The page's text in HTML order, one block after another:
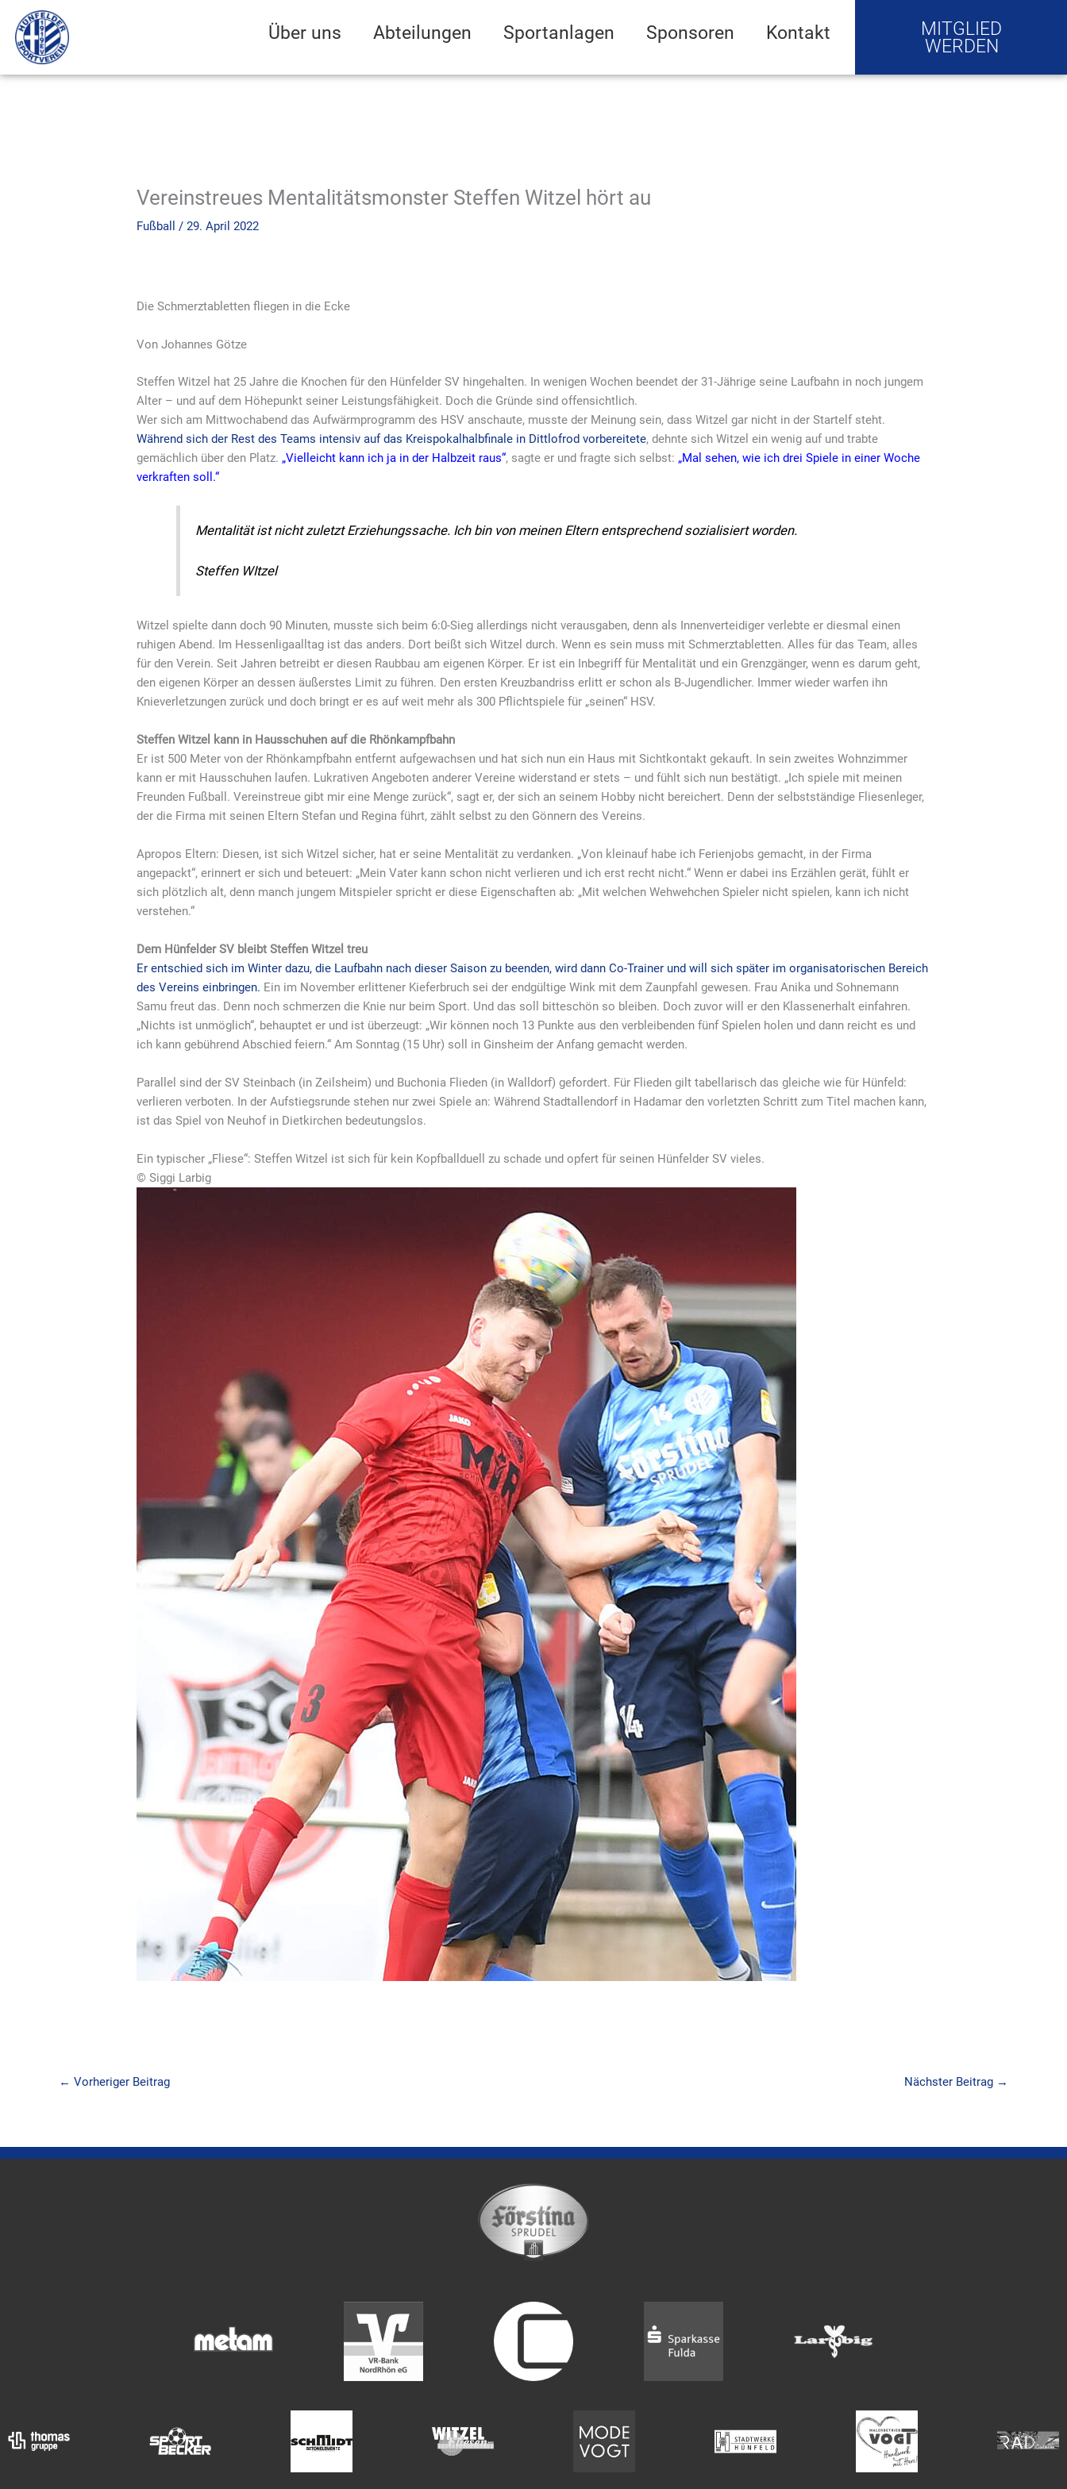
Inhalt
springen
Über uns Abteilungen Sportanlagen Sponsoren Kontakt
MITGLIED
WERDEN
Vereinstreues Mentalitätsmonster Steffen Witzel hört au
Fußball /29. April 2022
Die Schmerztabletten fliegen in die Ecke
VonJohannes Götze
Steffen Witzel hat 25 Jahre die Knochen für den Hünfelder SV hingehalten. In wenigen Wochen beendet der 31-Jährige seine Laufbahn in noch jungem
Alter – und auf dem Höhepunkt seiner Leistungsfähigkeit. Doch die Gründe sind offensichtlich.
Wer sich am Mittwochabend das Aufwärmprogramm des HSV anschaute, musste der Meinung sein, dass Witzel gar nicht in der Startelf steht.
Während sich der Rest des Teams intensiv auf das Kreispokalhalbfinale in Dittlofrod vorbereitete, dehnte sich Witzel ein wenig auf und trabte
gemächlich über den Platz. „Vielleicht kann ich ja in der Halbzeit raus“, sagte er und fragte sich selbst: „Mal sehen, wie ich drei Spiele in einer Woche
verkraften soll.“
Mentalität ist nicht zuletzt Erziehungssache. Ich bin von meinen Eltern entsprechend sozialisiert worden.
Steffen WItzel
Witzel spielte dann doch 90 Minuten, musste sich beim 6:0-Sieg allerdings nicht verausgaben, denn als Innenverteidiger verlebte er diesmal einen
ruhigen Abend. Im Hessenligaalltag ist das anders. Dort beißt sich Witzel durch. Wenn es sein muss mit Schmerztabletten. Alles für das Team, alles
für den Verein. Seit Jahren betreibt er diesen Raubbau am eigenen Körper. Er ist ein Inbegriff für Mentalität und ein Grenzgänger, wenn es darum geht,
den eigenen Körper an dessen äußerstes Limit zu führen. Den ersten Kreuzbandriss erlitt er schon als B-Jugendlicher. Immer wieder warfen ihn
Knieverletzungen zurück und doch bringt er es auf weit mehr als 300 Pflichtspiele für „seinen“ HSV.
Steffen Witzel kann in Hausschuhen auf die Rhönkampfbahn
Er ist 500 Meter von der Rhönkampfbahn entfernt aufgewachsen und hat sich nun ein Haus mit Sichtkontakt gekauft. In sein zweites Wohnzimmer
kann er mit Hausschuhen laufen. Lukrativen Angeboten anderer Vereine widerstand er stets – und fühlt sich nun bestätigt. „Ich spiele mit meinen
Freunden Fußball. Vereinstreue gibt mir eine Menge zurück“, sagt er, der sich an seinem Hobby nicht bereichert. Denn der selbstständige Fliesenleger,
der die Firma mit seinen Eltern Stefan und Regina führt, zählt selbst zu den Gönnern des Vereins.
Apropos Eltern: Diesen, ist sich Witzel sicher, hat er seine Mentalität zu verdanken. „Von kleinauf habe ich Ferienjobs gemacht, in der Firma
angepackt“, erinnert er sich und beteuert: „Mein Vater kann schon nicht verlieren und ich erst recht nicht.“ Wenn er dabei ins Erzählen gerät, fühlt er
sich plötzlich alt, denn manch jungem Mitspieler spricht er diese Eigenschaften ab: „Mit welchen Wehwehchen Spieler nicht spielen, kann ich nicht
verstehen.“
Dem Hünfelder SV bleibt Steffen Witzel treu
Er entschied sich im Winter dazu, die Laufbahn nach dieser Saison zu beenden, wird dann Co-Trainer und will sich später im organisatorischen Bereich
des Vereins einbringen. Ein im November erlittener Kieferbruch sei der endgültige Wink mit dem Zaunpfahl gewesen. Frau Anika und Sohnemann
Samu freut das. Denn noch schmerzen die Knie nur beim Sport. Und das soll bitteschön so bleiben. Doch zuvor will er den Klassenerhalt einfahren.
„Nichts ist unmöglich“, behauptet er und ist überzeugt: „Wir können noch 13 Punkte aus den verbleibenden fünf Spielen holen und dann reicht es und
ich kann gebührend Abschied feiern.“ Am Sonntag (15 Uhr) soll in Ginsheim der Anfang gemacht werden.
Parallel sind der SV Steinbach (in Zeilsheim) und Buchonia Flieden (in Walldorf) gefordert. Für Flieden gilt tabellarisch das gleiche wie für Hünfeld:
verlieren verboten. In der Aufstiegsrunde stehen nur zwei Spiele an: Während Stadtallendorf in Hadamar den vorletzten Schritt zum Titel machen kann,
ist das Spiel von Neuhof in Dietkirchen bedeutungslos.
Ein typischer „Fliese“: Steffen Witzel ist sich für kein Kopfballduell zu schade und opfert für seinen Hünfelder SV vieles.
© Siggi Larbig
← Vorheriger Beitrag Nächster Beitrag →